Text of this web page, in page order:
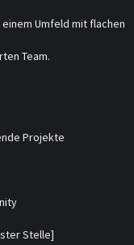
Umfeld mit flachen
Team.
Projekte
Stelle]